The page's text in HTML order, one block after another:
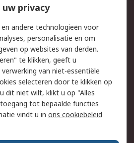
Inkoopoplossingen
Email veiligheid
Websitevoorwaarden
privacy
andere technologieën voor
personalisatie en om
op websites van derden.
te klikken, geeft u
van niet-essentiële
selecteren door te klikken op
dit niet wilt, klikt u op "Alles
tot bepaalde functies
vindt u in ons cookiebeleid